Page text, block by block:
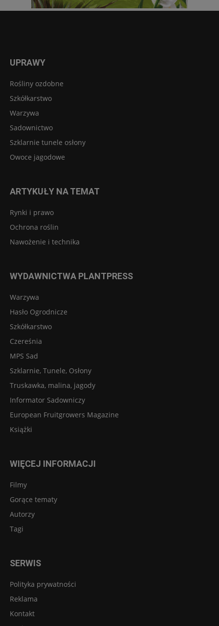
UPRAWY
Rośliny ozdobne
Szkółkarstwo
Warzywa
Sadownictwo
Szklarnie tunele osłony
Owoce jagodowe
ARTYKUŁY NA TEMAT
Rynki i prawo
Ochrona roślin
Nawożenie i technika
WYDAWNICTWA PLANTPRESS
Warzywa
Hasło Ogrodnicze
Szkółkarstwo
Czereśnia
MPS Sad
Szklarnie, Tunele, Osłony
Truskawka, malina, jagody
Informator Sadowniczy
European Fruitgrowers Magazine
Książki
WIĘCEJ INFORMACJI
Filmy
Gorące tematy
Autorzy
Tagi
SERWIS
Polityka prywatności
Reklama
Kontakt